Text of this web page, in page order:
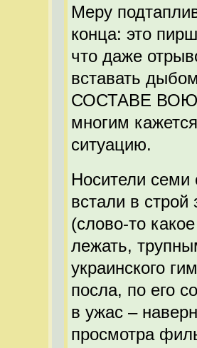
Меру
конца: это
что даже
вставать
СОСТАВЕ
многим
ситуацию.
Носители семи
встали в строй
(слово-то
лежать,
украинского
посла, по его
в ужас –
просмотра